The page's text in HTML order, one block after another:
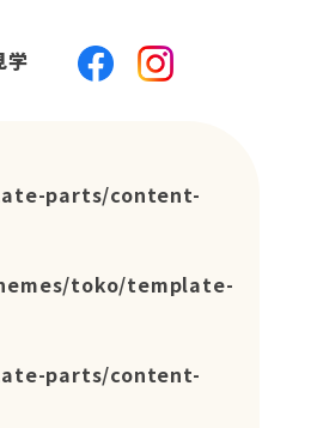
学
parts/content-
toko/template-
parts/content-